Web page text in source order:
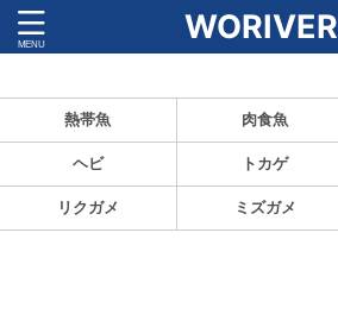
WORIVER
熱帯魚 肉食魚
ヘビ トカゲ
リクガメ ミズガメ